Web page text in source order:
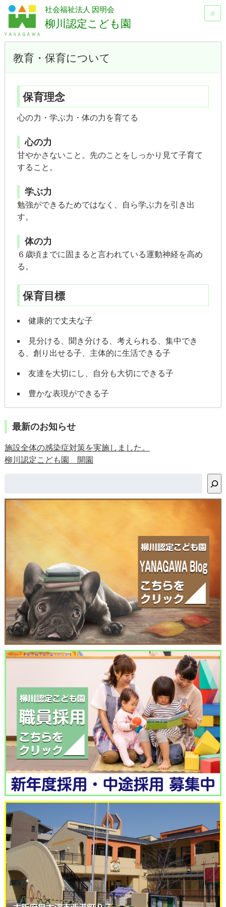
≡
社会福祉法人 因明会
柳川認定こども園
教育・保育について
保育理念
心の力・学ぶ力・体の力を育てる
心の力
甘やかさないこと。先のことをしっかり見て子育て
すること。
学ぶ力
勉強ができるためではなく、自ら学ぶ力を引き出
す。
体の力
６歳頃までに固まると言われている運動神経を高め
る。
保育目標
健康的で丈夫な子
見分ける、聞き分ける、考えられる、集中でき
る、創り出せる子、主体的に生活できる子
友達を大切にし、自分も大切にできる子
豊かな表現ができる子
最新のお知らせ
施設全体の感染症対策を実施しました。
柳川認定こども園 開園